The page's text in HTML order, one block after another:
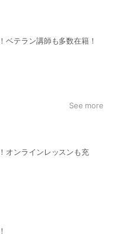
ベテラン講師も多数在籍！
See more
オンラインレッスンも充